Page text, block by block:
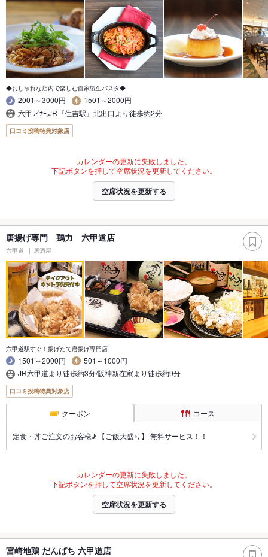
◆おしゃれな店内で楽しむ自家製生パスタ◆
2001～3000円
1501～2000円
六甲ﾗｲﾅｰ,JR『住吉駅』北出口より徒歩約2分
口コミ投稿特典対象店
カレンダーの更新に失敗しました。
下記ボタンを押して空席状況を更新してください。
空席状況を更新する
唐揚げ専門 鶏力 六甲道店
六甲道 居酒屋
六甲道駅すぐ！揚げたて唐揚げ専門店
1501～2000円
501～1000円
JR六甲道より徒歩約3分/阪神新在家より徒歩約9分
口コミ投稿特典対象店
クーポン コース
定食・丼ご注文のお客様♪ 【ご飯大盛り】 無料サービス！！
カレンダーの更新に失敗しました。
下記ボタンを押して空席状況を更新してください。
空席状況を更新する
宮崎地鶏 だんぱち 六甲道店